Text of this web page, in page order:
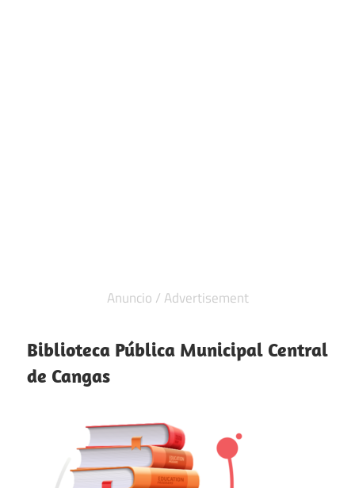
Biblioteca Pública Municipal Central
de Cangas